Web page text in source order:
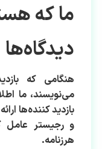
ما که
دیدگاه‌ها
هنگامی که
می‌نویسند، ما
و رجیستر عامل
هرزنامه.